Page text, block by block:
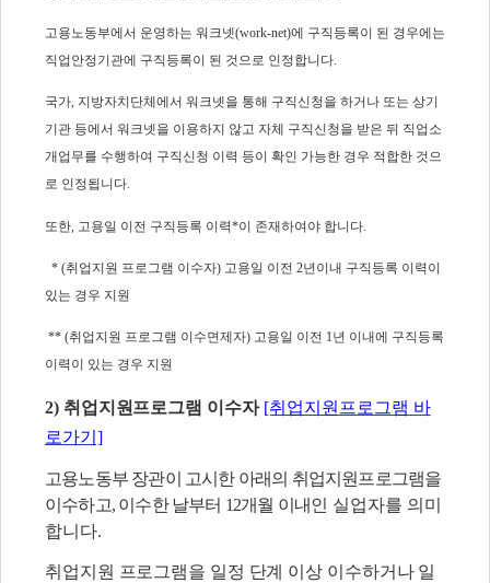
고용노동부에서 운영하는 워크넷(work-net)에 구직등록이 된 경우에는
직업안정기관에 구직등록이 된 것으로 인정합니다.
국가, 지방자치단체에서 워크넷을 통해 구직신청을 하거나 또는 상기
기관 등에서 워크넷을 이용하지 않고 자체 구직신청을 받은 뒤 직업소
개업무를 수행하여 구직신청 이력 등이 확인 가능한 경우 적합한 것으
로 인정됩니다.
또한, 고용일 이전 구직등록 이력*이 존재하여야 합니다.
* (취업지원 프로그램 이수자) 고용일 이전 2년이내 구직등록 이력이
있는 경우 지원
** (취업지원 프로그램 이수면제자) 고용일 이전 1년 이내에 구직등록
이력이 있는 경우 지원
2) 취업지원프로그램 이수자 [취업지원프로그램 바
로가기]
고용노동부 장관이 고시한 아래의 취업지원프로그램을
이수하고, 이수한 날부터 12개월 이내인 실업자를 의미
합니다.
취업지원 프로그램을 일정 단계 이상 이수하거나 일